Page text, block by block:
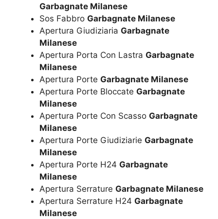
Garbagnate Milanese
Sos Fabbro Garbagnate Milanese
Apertura Giudiziaria Garbagnate
Milanese
Apertura Porta Con Lastra Garbagnate
Milanese
Apertura Porte Garbagnate Milanese
Apertura Porte Bloccate Garbagnate
Milanese
Apertura Porte Con Scasso Garbagnate
Milanese
Apertura Porte Giudiziarie Garbagnate
Milanese
Apertura Porte H24 Garbagnate
Milanese
Apertura Serrature Garbagnate Milanese
Apertura Serrature H24 Garbagnate
Milanese